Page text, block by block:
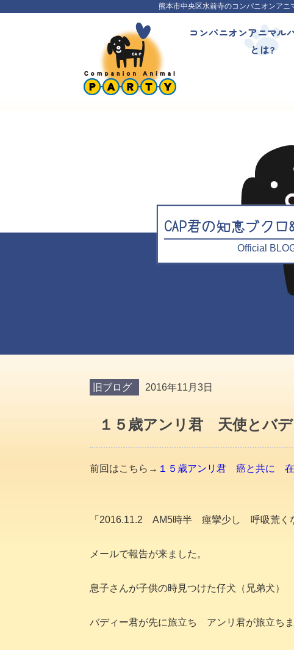
熊本市中央区水前寺のコンパニオンアニ
コンパニオンアニマル
とは?
CAP君の知恵ブク
Official
旧ブログ 2016年11月3日
１５歳アンリ君 天使とバ
前回はこちら→ １５歳アンリ君 癌と共に
「2016.11.2 AM5時半 痙攣少し 呼吸荒く
メールで報告が来ました。
息子さんが子供の時見つけた仔犬（兄弟犬）
バディー君が先に旅立ち アンリ君が旅立ちま